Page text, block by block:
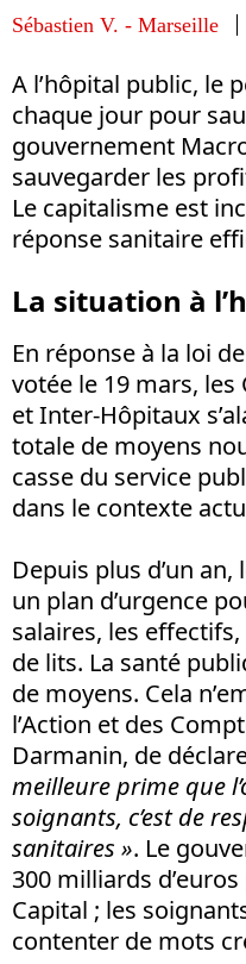
Sébastien V. - Marseille
A l’hôpital public, le
chaque jour pour
gouvernement
sauvegarder les
Le capitalisme est
réponse sanitaire
La situation à
En réponse à la loi
votée le 19 mars,
et Inter-Hôpitaux
totale de moyens
casse du service
dans le contexte
Depuis plus d’un
un plan d’urgence
salaires, les
de lits. La santé
de moyens. Cela
l’Action et des
Darmanin, de
meilleure prime que
soignants, c’est de
sanitaires ». Le
300 milliards
Capital ; les
contenter de mots